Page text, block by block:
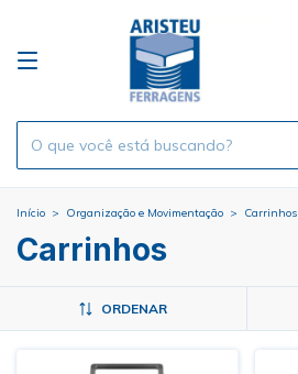
Início > Organização e Movimentação > Carrinhos
Carrinhos
ORDENAR